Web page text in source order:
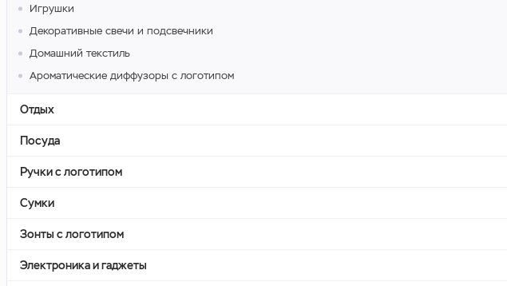
Игрушки
Декоративные свечи и подсвечники
Домашний текстиль
Ароматические диффузоры с логотипом
Отдых
Посуда
Ручки с логотипом
Сумки
Зонты с логотипом
Электроника и гаджеты